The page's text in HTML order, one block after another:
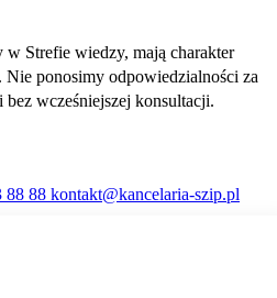
Strefie wiedzy, mają charakter
ponosimy odpowiedzialności za
wcześniejszej konsultacji.
88 88 kontakt@kancelaria-szip.pl